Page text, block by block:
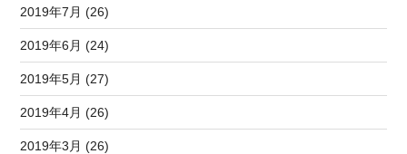
2019年7月 (26)
2019年6月 (24)
2019年5月 (27)
2019年4月 (26)
2019年3月 (26)